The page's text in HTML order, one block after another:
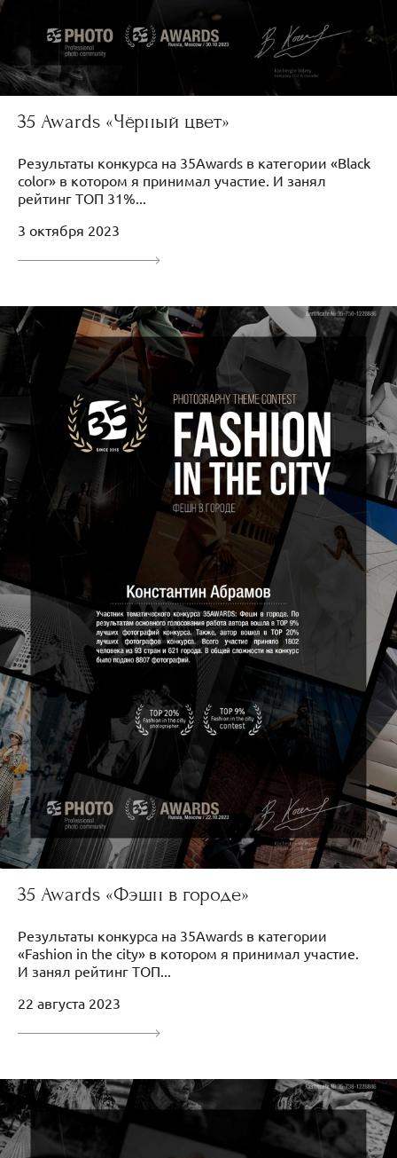
35 Awards «Чёрный цвет»
Результаты конкурса на 35Awards в категории «Black
color» в котором я принимал участие. И занял
рейтинг ТОП 31%...
3 октября 2023
35 Awards «Фэшн в городе»
Результаты конкурса на 35Awards в категории
«Fashion in the city» в котором я принимал участие.
И занял рейтинг ТОП...
22 августа 2023